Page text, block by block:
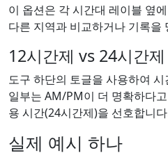
이 옵션은 각 시간대 레이블 옆
다른 지역과 비교하거나 기록을
12시간제 vs 24시간제
도구 하단의 토글을 사용하여
일부는 AM/PM이 더 명확하다
용 시간(24시간제)을 선호합니
실제 예시 하나